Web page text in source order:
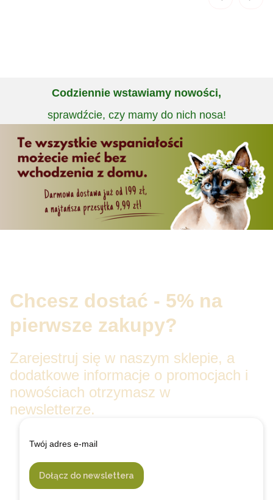
Codziennie wstawiamy nowości,
sprawdźcie, czy mamy do nich nosa!
Chcesz dostać - 5% na
pierwsze zakupy?
Zarejestruj się w naszym sklepie, a
dodatkowe informacje o promocjach i
nowościach otrzymasz w
newsletterze.
Twój adres e-mail
Dołącz do newslettera